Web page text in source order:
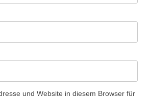
und Website in diesem Browser für